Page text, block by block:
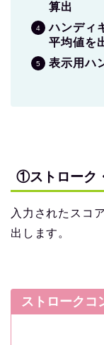
算出
ハンディ
平均値を
表示用ハ
①ストローク
入力されたスコ
出します。
ストロークコ